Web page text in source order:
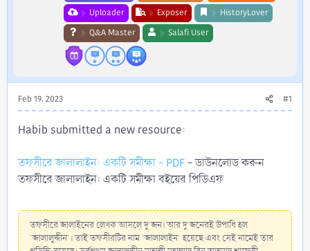
Uploader
Exposer
HistoryLover
Q&A Master
Salafi User
Feb 19, 2023 #1
Habib submitted a new resource:
তফসীরে জালালাইন: একটি সমীক্ষা - PDF- ডাউনলোড করুন
তফসীরে জালালাইন: একটি সমীক্ষা বইয়ের পিডিএফ
তফসীরে জালাইনের লেখক আসলে দু'জন। আর দু'জনেরই উপাধি হল
'জালালুদ্দীন'। তাই তফসীরটির নাম 'জালালাইন' হয়েছে এবং সেই নামেই তার